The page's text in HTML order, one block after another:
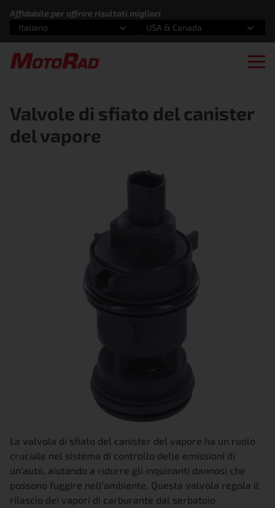
Affidabile per offrire risultati migliori
Seleziona un'opzione
Italiano
Seleziona un'opzione
USA & Canada
Valvole di sfiato del canister
del vapore
La valvola di sfiato del canister del vapore ha un ruolo
cruciale nel sistema di controllo delle emissioni di
un’auto, aiutando a ridurre gli inquinanti dannosi che
possono fuggire nell’ambiente. Questa valvola regola il
rilascio dei vapori di carburante dal serbatoio